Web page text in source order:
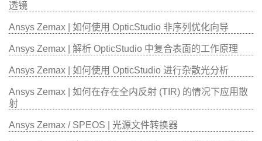
透镜
Ansys Zemax | 如何使用 OpticStudio 非序列优化向导
Ansys Zemax | 解析 OpticStudio 中复合表面的工作原理
Ansys Zemax | 如何使用 OpticStudio 进行杂散光分析
Ansys Zemax | 如何在存在全内反射 (TIR) 的情况下应用散
射
Ansys Zemax / SPEOS | 光源文件转换器